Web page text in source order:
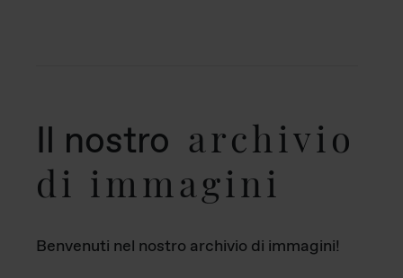
Il nostro archivio
di immagini
Benvenuti nel nostro archivio di immagini!